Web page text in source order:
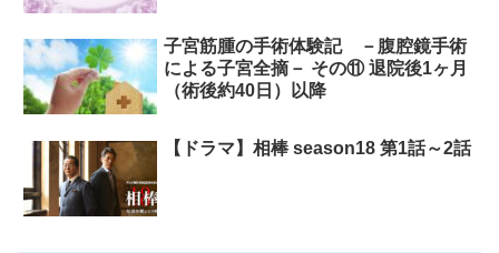
子宮筋腫の手術体験記 －腹腔鏡手術
による子宮全摘－ その⑪ 退院後1ヶ月
（術後約40日）以降
【ドラマ】相棒 season18 第1話～2話